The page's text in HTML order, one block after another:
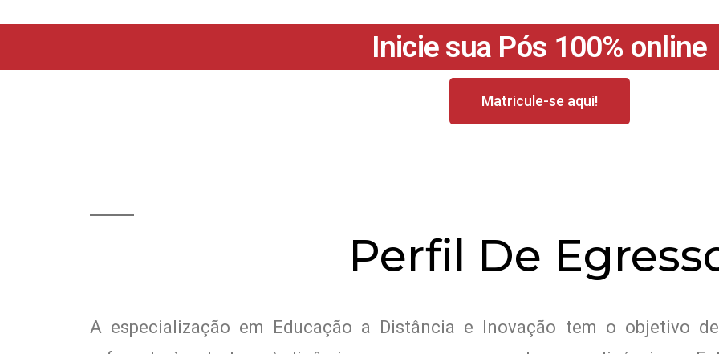
Inicie sua Pós 100% online
Matricule-se aqui!
Perfil De
A especialização em Educação a Distância e Inovação tem o objetivo